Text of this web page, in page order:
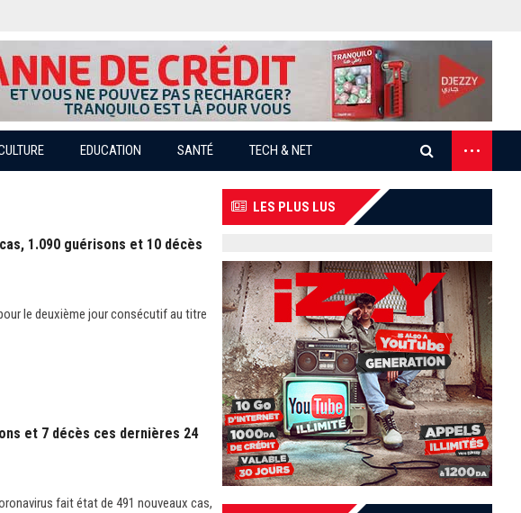
EDUCATION SANTÉ TECH & NET ...
1.090 guérisons et 10 décès
le deuxième jour consécutif au titre
et 7 décès ces dernières 24
fait état de 491 nouveaux cas,
LES PLUS LUS